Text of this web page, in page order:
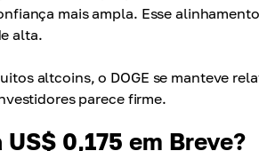
mais ampla. Esse
alta.
altcoins, o DOGE se manteve
parece firme.
US$ 0,175 em Breve?